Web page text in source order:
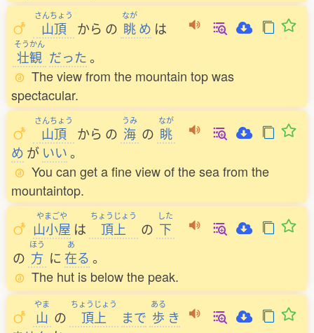
さんちょう
山頂 から の
なが
眺め は
そうかん
壮観 だった。
The view from the mountain top was
spectacular.
さんちょう
山頂 から の
うみ
海 の
なが
眺
め が いい。
You can get a fine view of the sea from the
mountaintop.
やまごや
山小屋 は
ちょうじょう
頂上 の
した
下
の
ほう
方 に
あ
在る 。
The hut is below the peak.
やま
山 の
ちょうじょう
頂上 まで
ある
歩 き